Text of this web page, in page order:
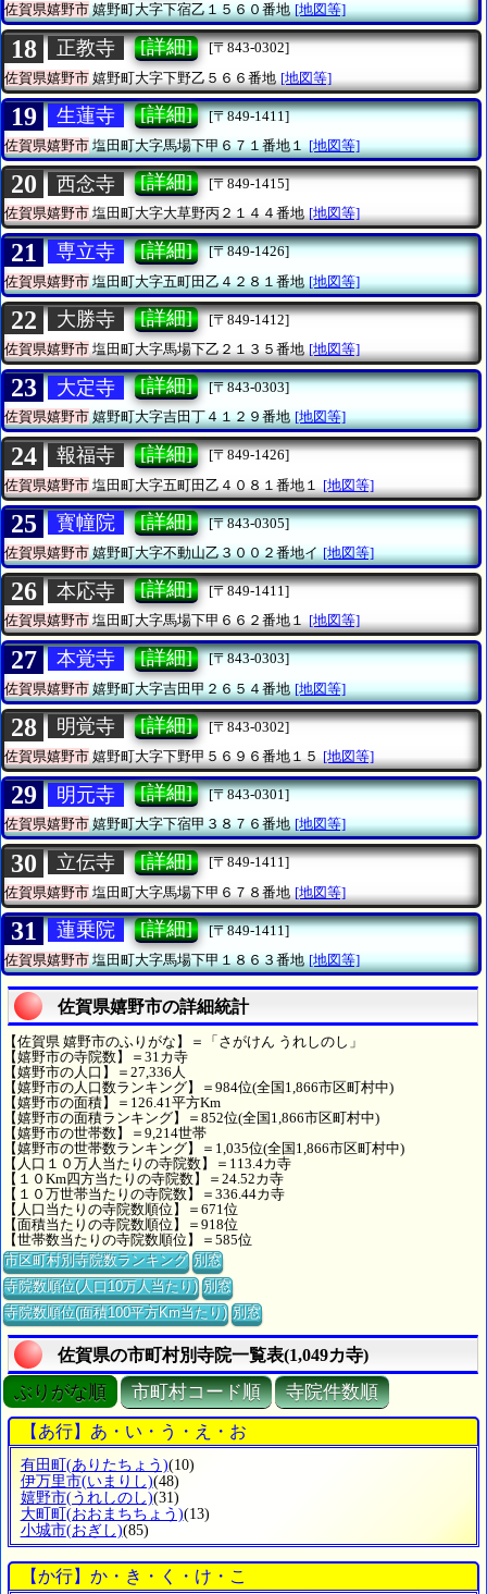
佐賀県嬉野市嬉野町大字下宿乙１５６０番地 [地図等]
18 正教寺 [詳細]
[〒843-0302]
佐賀県嬉野市 嬉野町大字下野乙５６６番地 [地図等]
19 生蓮寺 [詳細]
[〒849-1411]
佐賀県嬉野市塩田町大字馬場下甲６７１番地１ [地図等]
20 西念寺 [詳細]
[〒849-1415]
佐賀県嬉野市塩田町大字大草野丙２１４４番地 [地図等]
21 専立寺 [詳細]
[〒849-1426]
佐賀県嬉野市塩田町大字五町田乙４２８１番地 [地図等]
22 大勝寺 [詳細]
[〒849-1412]
佐賀県嬉野市 塩田町大字馬場下乙２１３５番地 [地図等]
23 大定寺 [詳細]
[〒843-0303]
佐賀県嬉野市嬉野町大字吉田丁４１２９番地 [地図等]
24 報福寺 [詳細]
[〒849-1426]
佐賀県嬉野市 塩田町大字五町田乙４０８１番地１ [地図等]
25 寳幢院 [詳細]
[〒843-0305]
佐賀県嬉野市嬉野町大字不動山乙３００２番地イ [地図等]
26 本応寺 [詳細]
[〒849-1411]
佐賀県嬉野市塩田町大字馬場下甲６６２番地１ [地図等]
27 本覚寺 [詳細]
[〒843-0303]
佐賀県嬉野市嬉野町大字吉田甲２６５４番地 [地図等]
28 明覚寺 [詳細]
[〒843-0302]
佐賀県嬉野市 嬉野町大字下野甲５６９６番地１５ [地図等]
29 明元寺 [詳細]
[〒843-0301]
佐賀県嬉野市嬉野町大字下宿甲３８７６番地 [地図等]
30 立伝寺 [詳細]
[〒849-1411]
佐賀県嬉野市 塩田町大字馬場下甲６７８番地 [地図等]
31 蓮乗院 [詳細]
[〒849-1411]
佐賀県嬉野市塩田町大字馬場下甲１８６３番地 [地図等]
佐賀県嬉野市の詳細統計
【佐賀県 嬉野市のふりがな】＝「さがけん うれしのし」
【嬉野市の寺院数】＝31カ寺
【嬉野市の人口】＝27,336人
【嬉野市の人口数ランキング】＝984位(全国1,866市区町村中)
【嬉野市の面積】＝126.41平方Km
【嬉野市の面積ランキング】＝852位(全国1,866市区町村中)
【嬉野市の世帯数】＝9,214世帯
【嬉野市の世帯数ランキング】＝1,035位(全国1,866市区町村中)
【人口１０万人当たりの寺院数】＝113.4カ寺
【１０Km四方当たりの寺院数】＝24.52カ寺
【１０万世帯当たりの寺院数】＝336.44カ寺
【人口当たりの寺院数順位】＝671位
【面積当たりの寺院数順位】＝918位
【世帯数当たりの寺院数順位】＝585位
市区町村別寺院数ランキング 別窓
寺院数順位(人口10万人当たり) 別窓
寺院数順位(面積100平方Km当たり) 別窓
佐賀県の市町村別寺院一覧表(1,049カ寺)
ぶりがな順 市町村コード順 寺院件数順
【あ行】あ・い・う・え・お
有田町 (ありたちょう)(10)
伊万里市(いまりし)(48)
嬉野市(うれしのし)(31)
大町町 (おおまちちょう)(13)
小城市(おぎし)(85)
【か行】か・き・く・け・こ